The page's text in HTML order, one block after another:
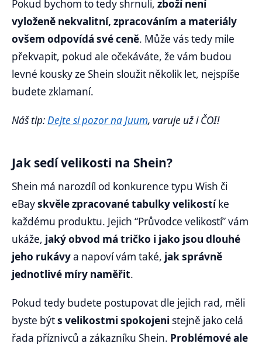
Pokud bychom to tedy shrnuli, zboží není
vyloženě nekvalitní, zpracováním a materiály
ovšem odpovídá své ceně. Může vás tedy mile
překvapit, pokud ale očekáváte, že vám budou
levné kousky ze Shein sloužit několik let, nejspíše
budete zklamaní.
Náš tip:Dejte si pozor na Juum, varuje už i ČOI!
Jak sedí velikosti na Shein?
Shein má narozdíl od konkurence typu Wish či
eBayskvěle zpracované tabulky velikostíke
každému produktu. Jejich “Průvodce velikostí” vám
ukáže, jaký obvod má tričko i jako jsou dlouhé
jeho rukávya napoví vám také, jak správně
jednotlivé míry naměřit.
Pokud tedy budete postupovat dle jejich rad, měli
byste býts velikostmi spokojeni stejně jako celá
řada příznivců a zákazníku Shein. Problémové ale